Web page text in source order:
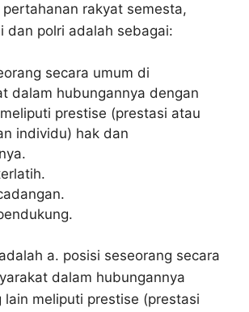
rakyat semesta,
dan polri adalah sebagai:
secara umum di
dalam hubungannya dengan
prestise (prestasi atau
individu) hak dan
a. posisi seseorang secara
dalam hubungannya
lain meliputi prestise (prestasi